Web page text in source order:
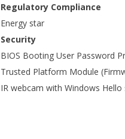
Regulatory Compliance
Energy star
Security
BIOS Booting User Password
Trusted Platform Module
IR webcam with Windows